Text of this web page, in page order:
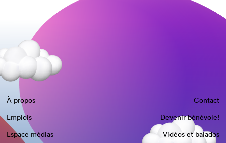
À propos
Contact
Emplois
Devenir bénévole!
Espace médias
Vidéos et balados